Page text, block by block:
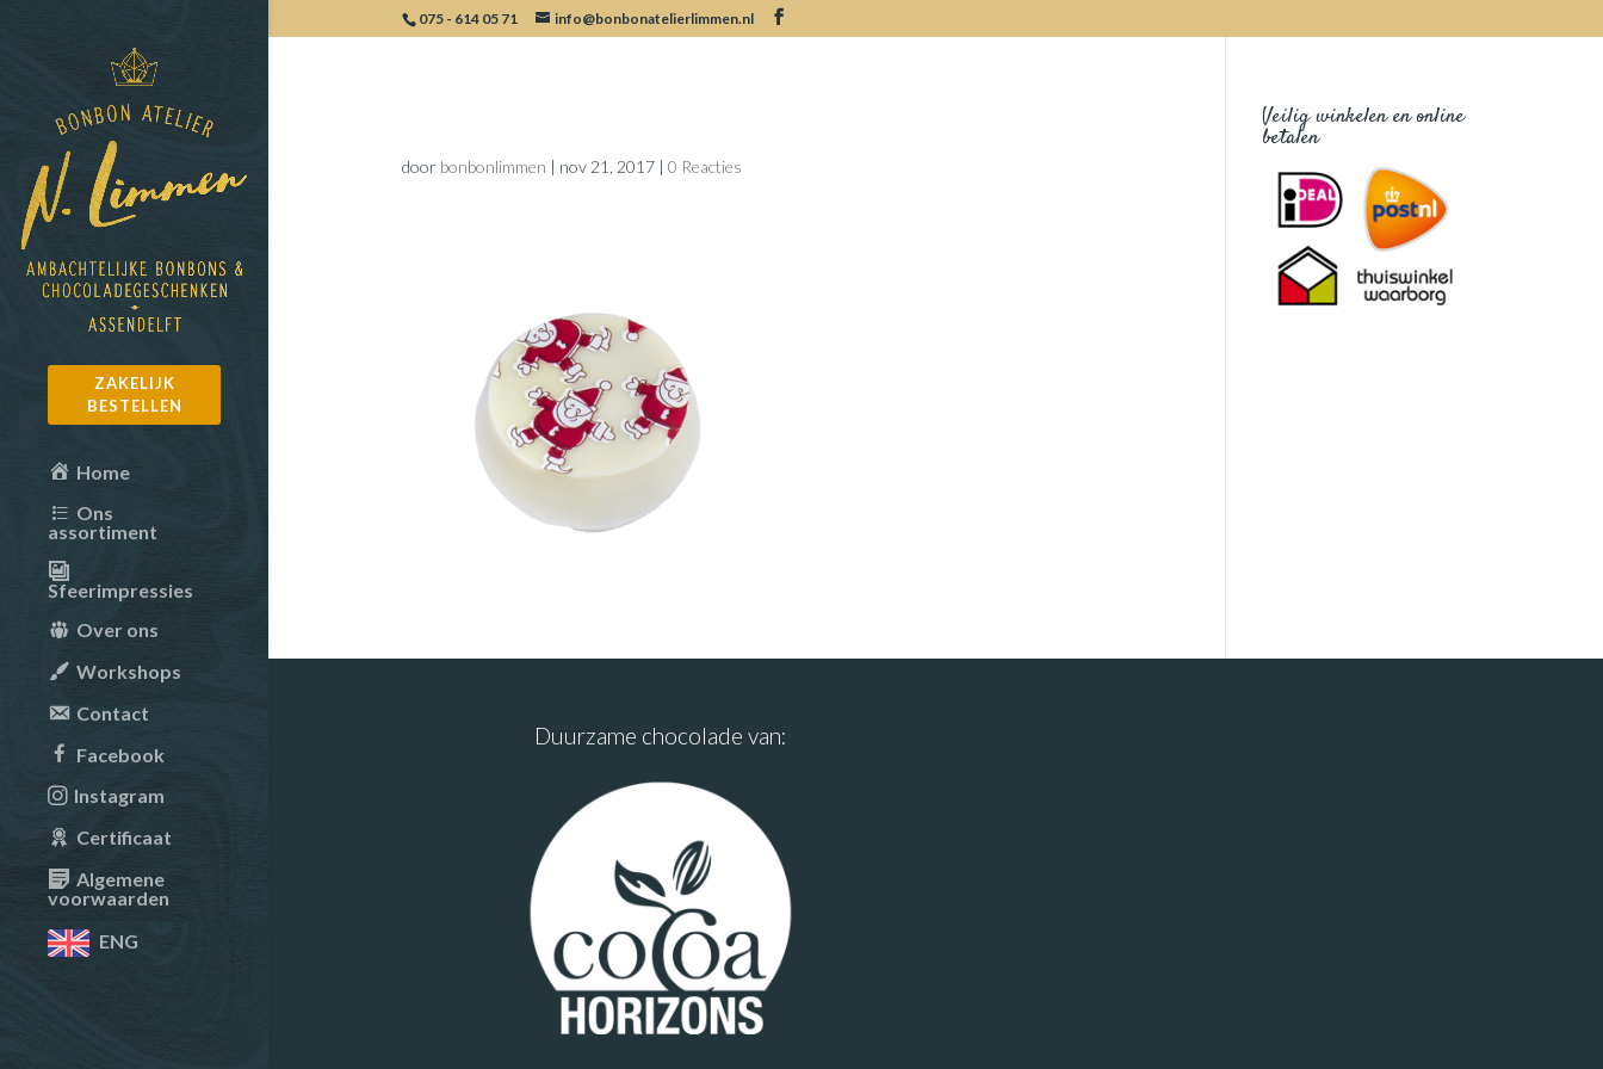
075 - 614 05 71 info@bonbonatelierlimmen.nl
ZAKELIJK
BESTELLEN
Home
Ons
assortiment
Sfeerimpressies
Over ons
Workshops
Contact
Facebook
Instagram
Certificaat
Algemene
voorwaarden
ENG
door bonbonlimmen | nov 21, 2017| 0 Reacties
Veilig winkelen en online
betalen
Duurzame chocolade van: